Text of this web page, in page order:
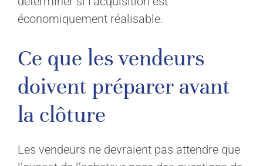
économiquement réalisable.
Ce que les vendeurs
doivent préparer avant
la clôture
Les vendeurs ne devraient pas attendre que